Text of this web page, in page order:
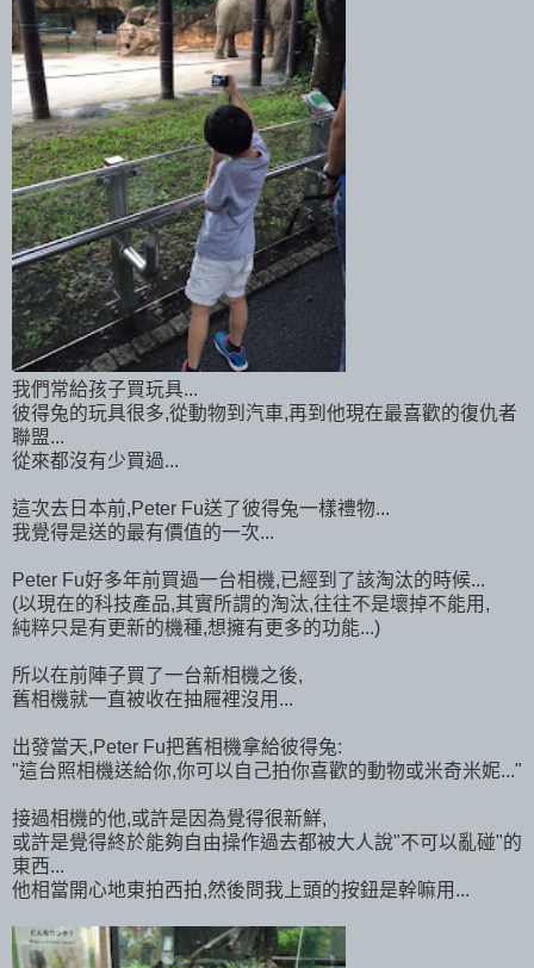
我們常給孩子買玩具...
彼得兔的玩具很多,從動物到汽車,再到他現在最喜歡的復仇者
聯盟...
從來都沒有少買過...
這次去日本前,Peter Fu送了彼得兔一樣禮物...
我覺得是送的最有價值的一次...
Peter Fu好多年前買過一台相機,已經到了該淘汰的時候...
(以現在的科技產品,其實所謂的淘汰,往往不是壞掉不能用,
純粹只是有更新的機種,想擁有更多的功能...)
所以在前陣子買了一台新相機之後,
舊相機就一直被收在抽屜裡沒用...
出發當天,Peter Fu把舊相機拿給彼得兔:
"這台照相機送給你,你可以自己拍你喜歡的動物或米奇米妮..."
接過相機的他,或許是因為覺得很新鮮,
或許是覺得終於能夠自由操作過去都被大人說"不可以亂碰"的
東西...
他相當開心地東拍西拍,然後問我上頭的按鈕是幹嘛用...